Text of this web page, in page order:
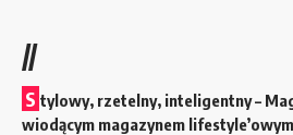
//
S tylowy, rzetelny, inteligentny –
wiodącym magazynem